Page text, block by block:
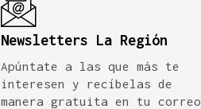
Newsletters La Región
Apúntate a las que más te
interesen y recíbelas de
manera gratuita en tu correo